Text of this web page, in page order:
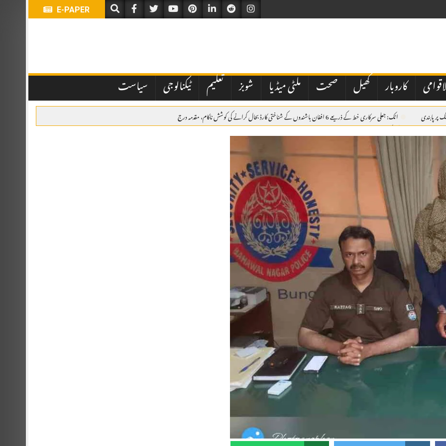
E-PAPER
کاروبار کھیل صحت ملٹی میڈیا شوبز تعلیم ٹیکنالوجی سیاست
اٹک: جعلی سرکاری خط کے ذریعے 6 افغان باشندوں کے شناختی کارڈ بحال کرانے کی کوشش ناکام، مقدمہ درج
ڈمپر کی ٹکر، 38 سالہ موٹرسائیکل سوار جاں بحق